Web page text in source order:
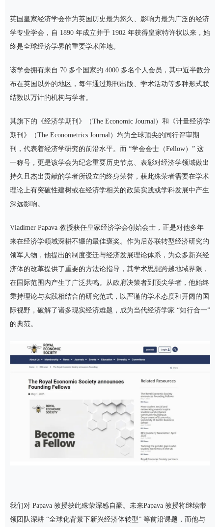
英国皇家经济学会作为英国历史最为悠久、影响力最为广泛的经济
学专业学会，自 1890 年成立并于 1902 年获得皇家特许状以来，始
终是全球经济学界的重要学术阵地。
该学会拥有来自 70 多个国家的 4000 多名个人会员，其中近半数分
布在英国以外的地区，每年通过期刊出版、学术活动等多种形式联
结数以万计的机构与学者。
其旗下的《经济学期刊》（The Economic Journal）和《计量经济学
期刊》（The Econometrics Journal）均为全球顶尖的同行评审期
刊，代表着经济学研究的前沿水平。而 “学会会士（Fellow）” 这
一称号，更是该学会为纪念重要历史节点、表彰对经济学领域做出
持久且杰出贡献的学者所设立的终身荣誉，获此殊荣者需要在学术
理论上有突破性建树或在经济学相关的政策实践或学科发展中产生
深远影响。
Vladimer Papava 教授获任皇家经济学会创始会士，正是对他多年
来在经济学领域深耕不辍的最佳褒奖。作为后苏联转型经济研究的
领军人物，他提出的制度变迁与经济发展理论体系，为众多新兴经
济体的改革提供了重要的方法论指导，其学术思想跨越地域界限，
在国际范围内产生了广泛共鸣。从政府决策者到顶尖学者，他始终
秉持理论与实践相结合的研究范式，以严谨的学术态度和开阔的国
际视野，破解了诸多现实经济难题，成为当代经济学家 “知行合一”
的典范。
我们对 Papava 教授获此殊荣深感自豪。未来Papava 教授将继续带
领团队深耕 “全球化背景下新兴经济体转型” 等前沿课题，而他与